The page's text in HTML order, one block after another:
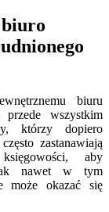
biuru
wszystkim
którzy dopiero
zastanawiają
aby
nawet w tym
może okazać się